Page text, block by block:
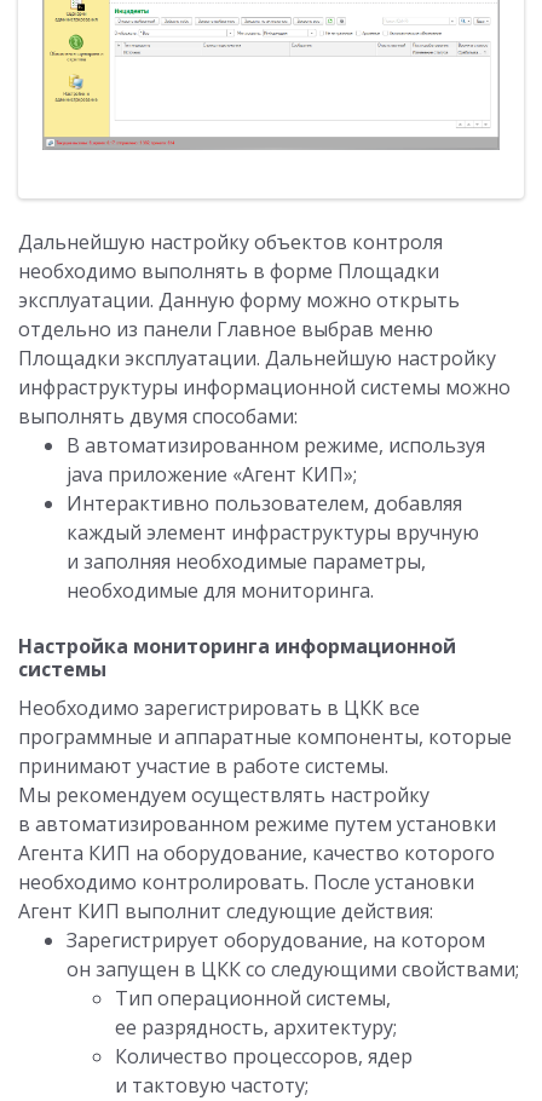
Дальнейшую настройку объектов контроля
необходимо выполнять в форме Площадки
эксплуатации. Данную форму можно открыть
отдельно из панели Главное выбрав меню
Площадки эксплуатации. Дальнейшую настройку
инфраструктуры информационной системы можно
выполнять двумя способами:
В автоматизированном режиме, используя
java приложение «Агент КИП»;
Интерактивно пользователем, добавляя
каждый элемент инфраструктуры вручную
и заполняя необходимые параметры,
необходимые для мониторинга.
Настройка мониторинга информационной
системы
Необходимо зарегистрировать в ЦКК все
программные и аппаратные компоненты, которые
принимают участие в работе системы.
Мы рекомендуем осуществлять настройку
в автоматизированном режиме путем установки
Агента КИП на оборудование, качество которого
необходимо контролировать. После установки
Агент КИП выполнит следующие действия:
Зарегистрирует оборудование, на котором
он запущен в ЦКК со следующими свойствами;
Тип операционной системы,
ее разрядность, архитектуру;
Количество процессоров, ядер
и тактовую частоту;